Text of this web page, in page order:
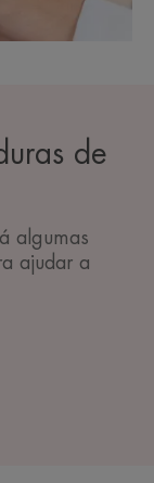
de
algumas
ajudar a